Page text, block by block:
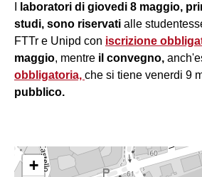
laboratori di giovedi 8 maggio,
studi, sono riservati alle
FTTr e Unipd con iscrizione
maggio, mentre il convegno,
obbligatoria, che si tiene venerdi 9
pubblico.
+